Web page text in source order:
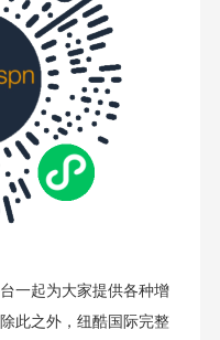
一起为大家提供各种增
此之外，纽酷国际完整